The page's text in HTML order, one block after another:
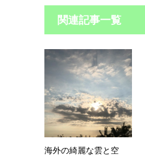
関連記事一覧
海外の綺麗な雲と空